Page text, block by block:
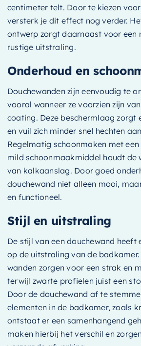
centimeter telt. Door te kiezen
versterk je dit effect nog verder.
ontwerp zorgt daarnaast voor een
rustige uitstraling.
Onderhoud en
Douchewanden zijn eenvoudig te
vooral wanneer ze voorzien zijn
coating. Deze beschermlaag
en vuil zich minder snel hechten
Regelmatig schoonmaken met
mild schoonmaakmiddel houdt de
van kalkaanslag. Door goed
douchewand niet alleen mooi,
en functioneel.
Stijl en uitstraling
De stijl van een douchewand heeft
op de uitstraling van de badkamer.
wanden zorgen voor een strak en
terwijl zwarte profielen juist een
Door de douchewand af te
elementen in de badkamer, zoals
ontstaat er een samenhangend
maken hierbij het verschil en